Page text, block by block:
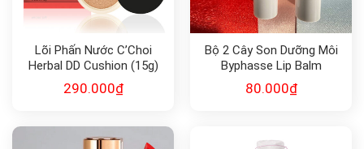
Lõi Phấn Nước C’Choi
Herbal DD Cushion (15g)
SPF 50
290.000₫
Bộ 2 Cây Son Dưỡng Môi
Byphasse Lip Balm
80.000₫